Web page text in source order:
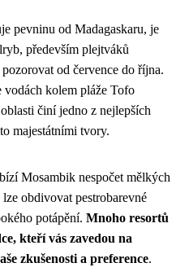
pevninu od Madagaskaru, je
především plejtváků
od července do října.
kolem pláže Tofo
činí jedno z nejlepších
majestátními tvory.
Mosambik nespočet mělkých
obdivovat pestrobarevné
potápění. Mnoho resortů
kteří vás zavedou na
zkušenosti a preference.